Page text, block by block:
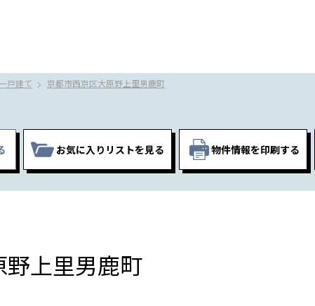
戸建て 京都市西京区大原野上里男鹿町
お気に入りリストを見る 物件情報を印刷する
上里男鹿町